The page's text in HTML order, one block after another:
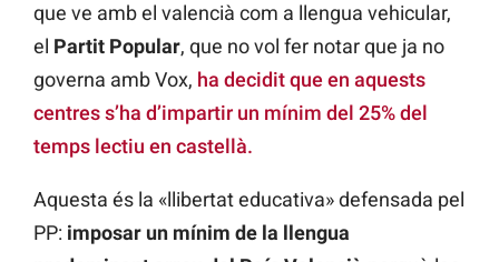
que ve amb el valencià com a llengua vehicular,
el Partit Popular, que no vol fer notar que ja no
governa amb Vox, ha decidit que en aquests
centres s’ha d’impartir un mínim del 25% del
temps lectiu en castellà.
Aquesta és la «llibertat educativa» defensada pel
PP: imposar un mínim de la llengua